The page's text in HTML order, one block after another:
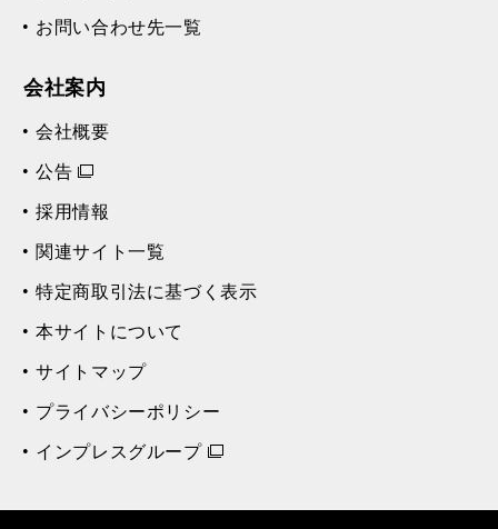
お問い合わせ先一覧
会社案内
会社概要
公告
採用情報
関連サイト一覧
特定商取引法に基づく表示
本サイトについて
サイトマップ
プライバシーポリシー
インプレスグループ